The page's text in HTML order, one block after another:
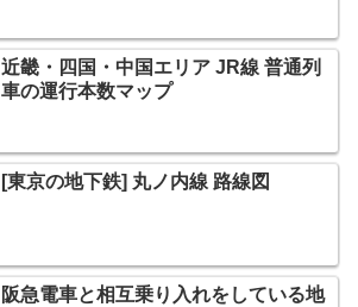
近畿・四国・中国エリア JR線 普通列
車の運行本数マップ
[東京の地下鉄] 丸ノ内線 路線図
阪急電車と相互乗り入れをしている地